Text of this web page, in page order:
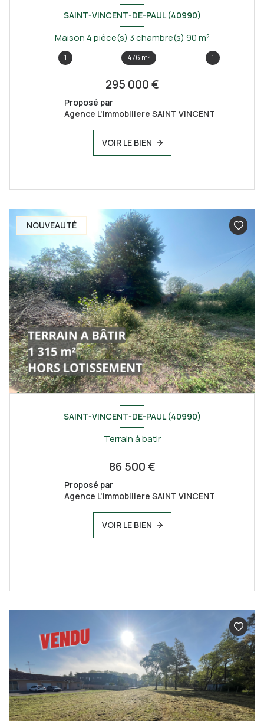
SAINT-VINCENT-DE-PAUL (40990)
Maison 4 pièce(s) 3 chambre(s) 90 m²
1 476 m² 1
295 000 €
Proposé par
Agence L'immobiliere SAINT VINCENT
VOIR LE BIEN
NOUVEAUTÉ
SAINT-VINCENT-DE-PAUL (40990)
Terrain à batir
86 500 €
Proposé par
Agence L'immobiliere SAINT VINCENT
VOIR LE BIEN